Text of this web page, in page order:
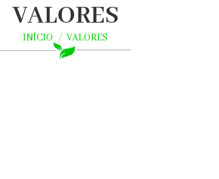
VALORES
Você está aqui:
INÍCIO VALORES